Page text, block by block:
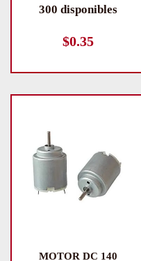
300 disponibles
$0.35
MOTOR DC 140